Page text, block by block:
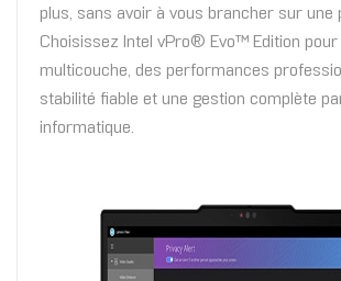
plus, sans avoir à vous brancher sur une
Choisissez Intel vPro® Evo™ Edition
multicouche, des performances
stabilité fiable et une gestion complète
informatique.